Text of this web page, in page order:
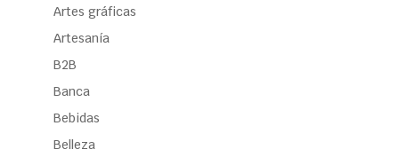
Artes gráficas
Artesanía
B2B
Banca
Bebidas
Belleza